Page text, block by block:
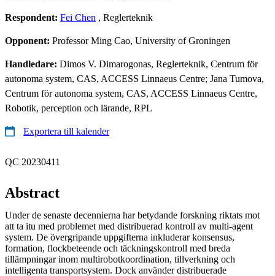
Respondent: Fei Chen , Reglerteknik
Opponent: Professor Ming Cao, University of Groningen
Handledare: Dimos V. Dimarogonas, Reglerteknik, Centrum för
autonoma system, CAS, ACCESS Linnaeus Centre; Jana Tumova,
Centrum för autonoma system, CAS, ACCESS Linnaeus Centre,
Robotik, perception och lärande, RPL
Exportera till kalender
QC 20230411
Abstract
Under de senaste decennierna har betydande forskning riktats mot
att ta itu med problemet med distribuerad kontroll av multi-agent
system. De övergripande uppgifterna inkluderar konsensus,
formation, flockbeteende och täckningskontroll med breda
tillämpningar inom multirobotkoordination, tillverkning och
intelligenta transportsystem. Dock använder distribuerade